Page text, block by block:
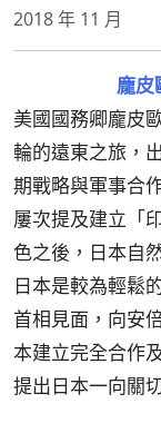
2018 年 11 月
龐皮
美國國務卿龐皮
輪的遠東之旅，
期戰略與軍事合
屢次提及建立「
色之後，日本自
日本是較為輕鬆
首相見面，向安
本建立完全合作
提出日本一向關